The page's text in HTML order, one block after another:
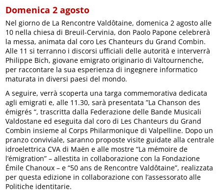
Domenica 2 agosto
Nel giorno de La Rencontre Valdôtaine, domenica 2 agosto alle
10 nella chiesa di Breuil-Cervinia, don Paolo Papone celebrerà
la messa, animata dal coro Les Chanteurs du Grand Combin.
Alle 11 si terranno i discorsi ufficiali delle autorità e interverrà
Philippe Bich, giovane emigrato originario di Valtournenche,
per raccontare la sua esperienza di ingegnere informatico
maturata in diversi paesi del mondo.
A seguire, verrà scoperta una targa commemorativa dedicata
agli emigrati e, alle 11.30, sarà presentata ”La Chanson des
émigrés “, trascritta dalla Federazione delle Bande Musicali
Valdostane ed eseguita dal coro di Les Chanteurs du Grand
Combin insieme al Corps Philarmonique di Valpelline. Dopo un
pranzo conviviale, saranno proposte visite guidate alla centrale
idroelettrica CVA di Maën e alle mostre “La mémoire de
l’émigration” – allestita in collaborazione con la Fondazione
Émile Chanoux – e “50 ans de Rencontre Valdôtaine”, realizzata
per questa edizione in collaborazione con l’assessorato alle
Politiche identitarie.